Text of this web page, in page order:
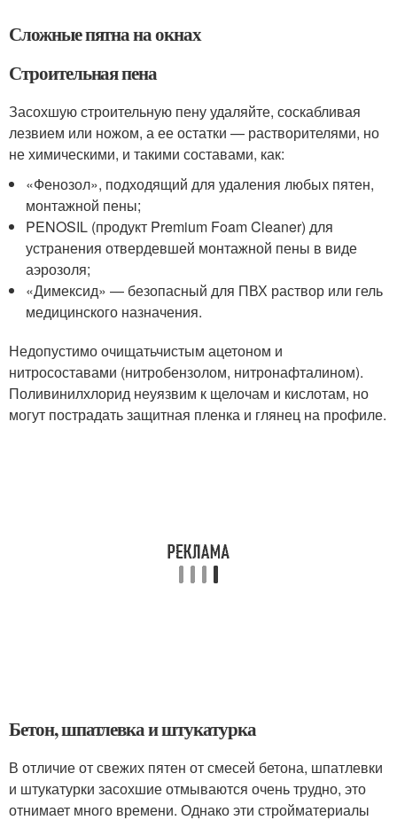
Сложные пятна на окнах
Строительная пена
Засохшую строительную пену удаляйте, соскабливая
лезвием или ножом, а ее остатки — растворителями, но
не химическими, и такими составами, как:
«Фенозол», подходящий для удаления любых пятен,
монтажной пены;
PENOSIL (продукт Premium Foam Cleaner) для
устранения отвердевшей монтажной пены в виде
аэрозоля;
«Димексид» — безопасный для ПВХ раствор или гель
медицинского назначения.
Недопустимо очищатьчистым ацетоном и
нитросоставами (нитробензолом, нитронафталином).
Поливинилхлорид неуязвим к щелочам и кислотам, но
могут пострадать защитная пленка и глянец на профиле.
Бетон, шпатлевка и штукатурка
В отличие от свежих пятен от смесей бетона, шпатлевки
и штукатурки засохшие отмываются очень трудно, это
отнимает много времени. Однако эти стройматериалы